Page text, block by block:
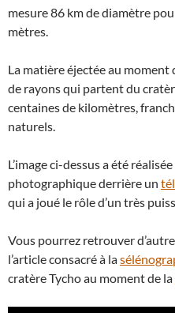
mesure 86 km de diamètre
mètres.
La matière éjectée au moment
de rayons qui partent du
centaines de kilomètres,
naturels.
L’image ci-dessus a été
photographique derrière un
qui a joué le rôle d’un très
Vous pourrez retrouver
l’article consacré à la
cratère Tycho au moment de la